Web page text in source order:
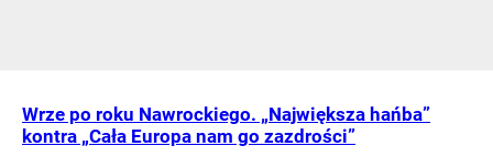
Wrze po roku Nawrockiego. „Największa hańba”
kontra „Cała Europa nam go zazdrości”